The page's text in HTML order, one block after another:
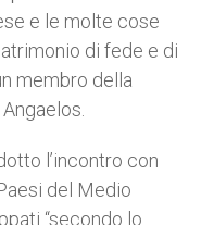
e le molte cose
di fede e di
membro della
l’incontro con
del Medio
“secondo lo